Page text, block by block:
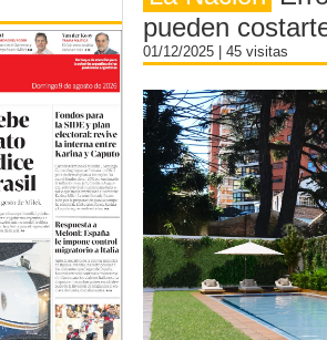
pueden
01/12/2025 | 45 visitas